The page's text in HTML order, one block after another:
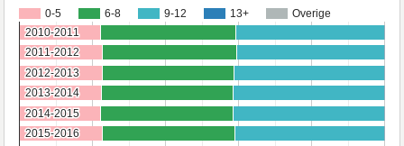
0-5 6-8 9-12 13+ Overige
2010-2011
2010-2011
2011-2012
2011-2012
2012-2013
2012-2013
2013-2014
2013-2014
2014-2015
2014-2015
2015-2016
2015-2016